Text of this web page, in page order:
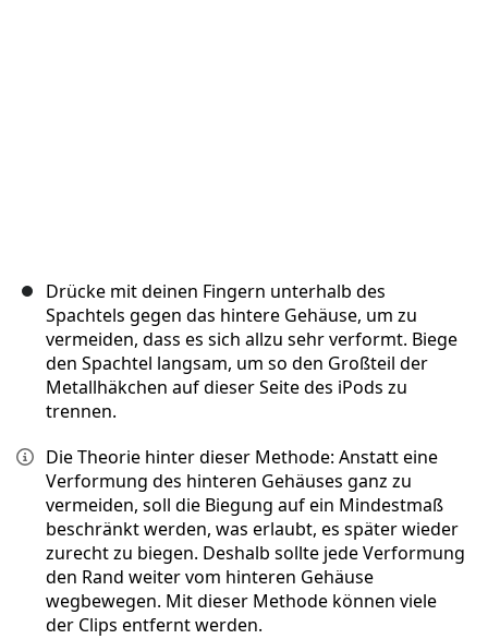
Drücke mit deinen Fingern unterhalb des
Spachtels gegen das hintere Gehäuse, um zu
vermeiden, dass es sich allzu sehr verformt. Biege
den Spachtel langsam, um so den Großteil der
Metallhäkchen auf dieser Seite des iPods zu
trennen.
Die Theorie hinter dieser Methode: Anstatt eine
Verformung des hinteren Gehäuses ganz zu
vermeiden, soll die Biegung auf ein Mindestmaß
beschränkt werden, was erlaubt, es später wieder
zurecht zu biegen. Deshalb sollte jede Verformung
den Rand weiter vom hinteren Gehäuse
wegbewegen. Mit dieser Methode können viele
der Clips entfernt werden.